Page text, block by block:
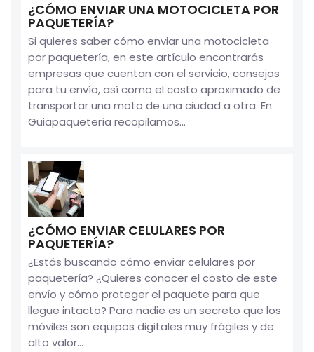
¿CÓMO ENVIAR UNA MOTOCICLETA POR
PAQUETERÍA?
Si quieres saber cómo enviar una motocicleta
por paquetería, en este artículo encontrarás
empresas que cuentan con el servicio, consejos
para tu envío, así como el costo aproximado de
transportar una moto de una ciudad a otra. En
Guiapaquetería recopilamos...
¿CÓMO ENVIAR CELULARES POR
PAQUETERÍA?
¿Estás buscando cómo enviar celulares por
paquetería? ¿Quieres conocer el costo de este
envío y cómo proteger el paquete para que
llegue intacto? Para nadie es un secreto que los
móviles son equipos digitales muy frágiles y de
alto valor...